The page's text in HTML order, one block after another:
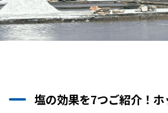
塩の効果を7つご紹介！